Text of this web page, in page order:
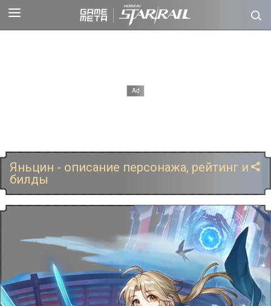
Яньцин - описание персонажа, рейтинг и
билды